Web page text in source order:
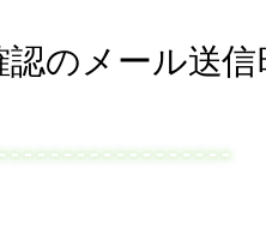
認のメール送